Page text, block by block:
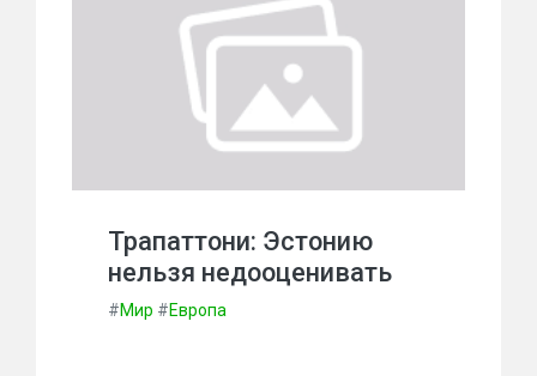
Трапаттони: Эстонию
нельзя недооценивать
#Мир #Европа